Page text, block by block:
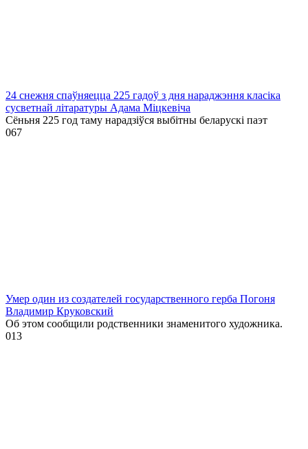
24 снежня спаўняецца 225 гадоў з дня нараджэння класіка
сусветнай літаратуры Адама Міцкевіча
Сёньня 225 год таму нарадзіўся выбітны беларускі паэт
067
Умер один из создателей государственного герба Погоня
Владимир Круковский
Об этом сообщили родственники знаменитого художника.
013